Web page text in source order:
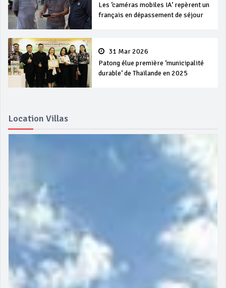
Les ‘caméras mobiles IA’ repèrent un
français en dépassement de séjour
31 Mar 2026
Patong élue première ‘municipalité
durable’ de Thaïlande en 2025
Location Villas